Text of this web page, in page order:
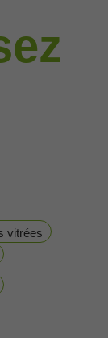
vitrées